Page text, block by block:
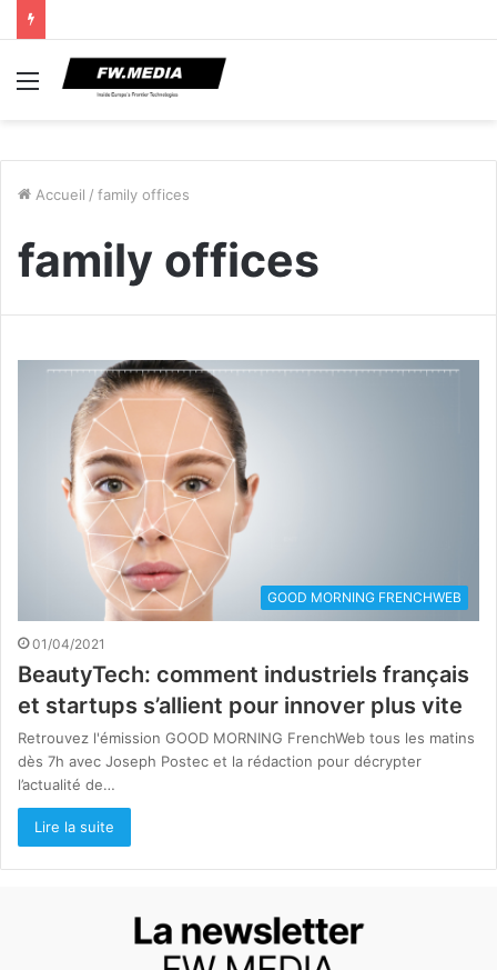
Menu
Accueil / family offices
family offices
GOOD MORNING FRENCHWEB
01/04/2021
BeautyTech: comment industriels français
et startups s’allient pour innover plus vite
Retrouvez l'émission GOOD MORNING FrenchWeb tous les matins
dès 7h avec Joseph Postec et la rédaction pour décrypter
l’actualité de…
Lire la suite